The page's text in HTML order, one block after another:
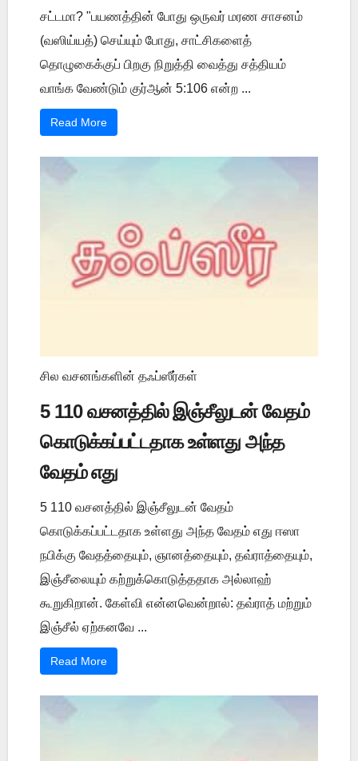
சட்டமா? "பயணத்தின் போது ஒருவர் மரண சாசனம்
(வஸிய்யத்) செய்யும் போது, சாட்சிகளைத்
தொழுகைக்குப் பிறகு நிறுத்தி வைத்து சத்தியம்
வாங்க வேண்டும் குர்ஆன் 5:106 என்ற ...
Read More
சில வசனங்களின் தஃப்ஸீர்கள்
5 110 வசனத்தில் இஞ்சீலுடன் வேதம்
கொடுக்கப்பட்டதாக உள்ளது அந்த
வேதம் எது
5 110 வசனத்தில் இஞ்சீலுடன் வேதம்
கொடுக்கப்பட்டதாக உள்ளது அந்த வேதம் எது ஈஸா
நபிக்கு வேதத்தையும், ஞானத்தையும், தவ்ராத்தையும்,
இஞ்சீலையும் கற்றுக்கொடுத்ததாக அல்லாஹ்
கூறுகிறான். கேள்வி என்னவென்றால்: தவ்ராத் மற்றும்
இஞ்சீல் ஏற்கனவே ...
Read More